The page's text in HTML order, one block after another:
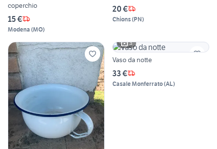
coperchio
15 €
Modena (MO)
20 €
Chions(PN)
3
Vaso da notte
33 €
Casale Monferrato(AL)